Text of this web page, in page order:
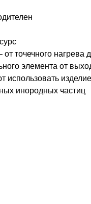
точечного
элемента от
использовать
инородных частиц